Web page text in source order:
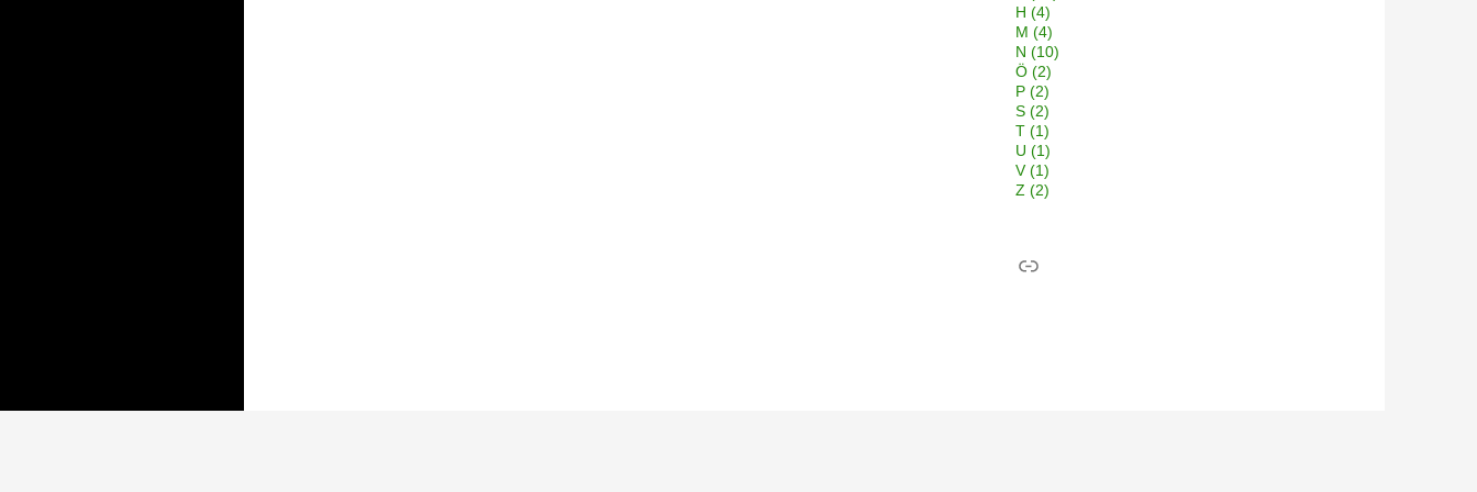
H (4)
M (4)
N (10)
Ö (2)
P (2)
S (2)
T (1)
U (1)
V(1)
Z (2)
Link